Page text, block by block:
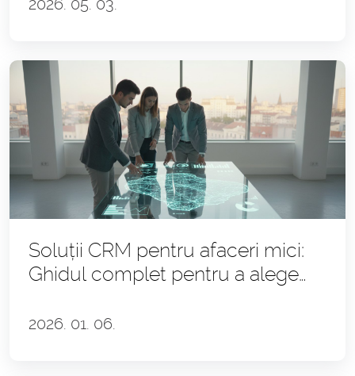
2026. 05. 03.
Soluții CRM pentru afaceri mici:
Ghidul complet pentru a alege
2026. 01. 06.